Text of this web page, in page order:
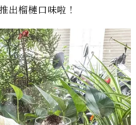
出榴槤口味啦！